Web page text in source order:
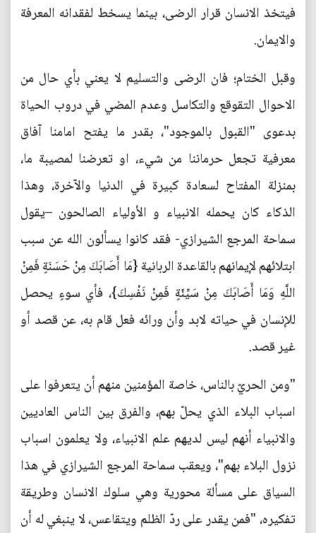
فيتخذ الانسان قرار الرضى، بينما يسخط لفقدانه المعرفة
والايمان.
وقبل الختام؛ فان الرضى والتسليم لا يعني بأي حال من
الاحوال التقوقع والتكاسل وعدم المضي في دروب الحياة
بدعوى "القبول بالموجود"، بقدر ما يفتح امامنا آفاق
معرفية تجعل حرماننا من شيء، او تعرضنا لمصيبة ما،
بمنزلة المفتاح لسعادة كبيرة في الدنيا والآخرة، وهذا
الذكاء كان يحمله الانبياء و الأولياء الصالحون –يقول
سماحة المرجع الشيرازي- فقد كانوا يسألون الله عن سبب
ابتلائهم لإيمانهم بالقاعدة الربانية {مَا أَصَابَكَ مِنْ حَسَنَةٍ فَمِنْ
اللَّهِ وَمَا أَصَابَكَ مِنْ سَيِّئَةٍ فَمِنْ نَفْسِكَ}، فأي سوءٍ يحصل
للإنسان في حياته لابد وأن ورائه فعل قام به، عن قصد أو
غير قصد.
"ومن الحريّ بالناس، خاصة المؤمنين منهم أن يتعرفوا على
اسباب البلاء الذي يحلّ بهم، والفرق بين الناس العاديين
والانبياء أنهم ليس لديهم علم الانبياء، ولا يعلمون اسباب
نزول البلاء بهم"، ويعقب سماحة المرجع الشيرازي في هذا
السياق على مسألة محورية وهي سلوك الانسان وطريقة
تفكيره، "فمن يقدر على ردّ الظلم ويتقاعس، لا ينبغي له أن